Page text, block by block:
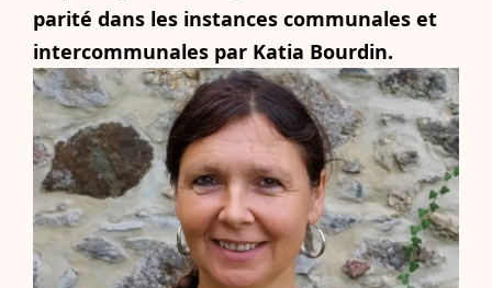
parité dans les instances communales et
intercommunales par Katia Bourdin.